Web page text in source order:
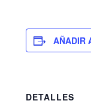
AÑADIR
DETALLES